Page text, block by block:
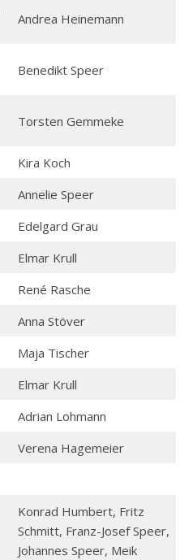
Andrea Heinemann
Benedikt Speer
Torsten Gemmeke
Kira Koch
Annelie Speer
Edelgard Grau
Elmar Krull
René Rasche
Anna Stöver
Maja Tischer
Elmar Krull
Adrian Lohmann
Verena Hagemeier
Konrad Humbert, Fritz
Schmitt, Franz-Josef Speer,
Johannes Speer, Meik